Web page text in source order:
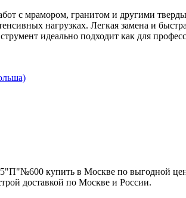
с мрамором, гранитом и другими
нагрузках. Легкая замена и
идеально подходит как для
купить в Москве по выгодной
доставкой по Москве и России.